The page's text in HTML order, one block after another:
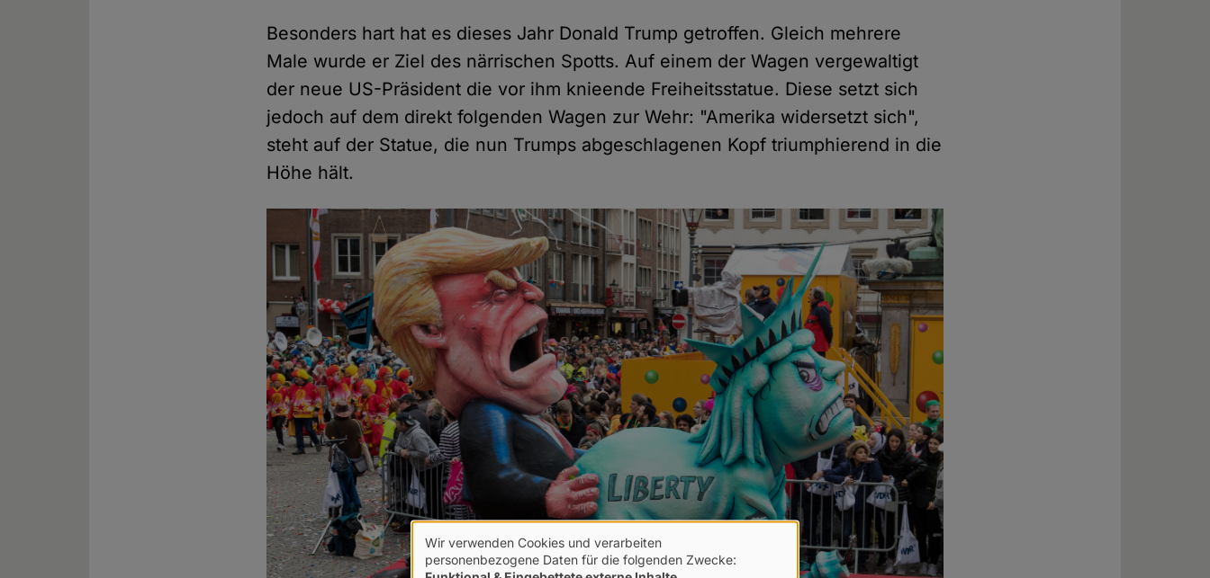
Besonders hart hat es dieses Jahr Donald Trump getroffen. Gleich mehrere
Male wurde er Ziel des närrischen Spotts. Auf einem der Wagen vergewaltigt
der neue US-Präsident die vor ihm knieende Freiheitsstatue. Diese setzt sich
jedoch auf dem direkt folgenden Wagen zur Wehr: "Amerika widersetzt sich",
steht auf der Statue, die nun Trumps abgeschlagenen Kopf triumphierend in die
Höhe hält.
Verwendung
Wir verwenden Cookies und verarbeiten
personenbezogene Daten für die folgenden Zwecke: